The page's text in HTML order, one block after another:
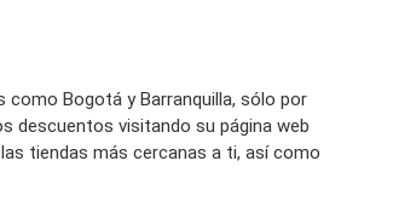
como Bogotá y Barranquilla, sólo por
descuentos visitando su página web
tiendas más cercanas a ti, así como